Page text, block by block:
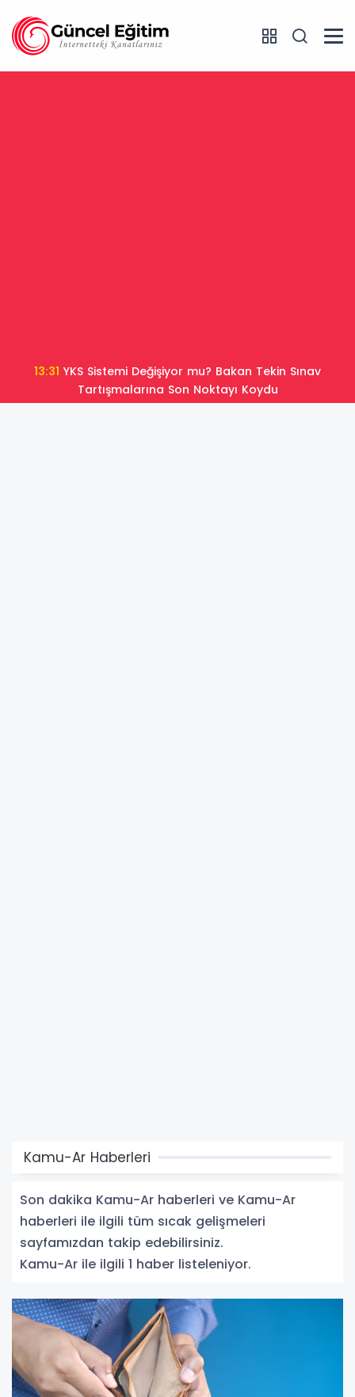
13:31
Tartışmalarına Son Noktayı Koydu
Kamu-Ar Haberleri
Son dakika Kamu-Ar haberleri ve Kamu-Ar
haberleri ile ilgili tüm sıcak gelişmeleri
sayfamızdan takip edebilirsiniz.
Kamu-Ar ile ilgili 1 haber listeleniyor.